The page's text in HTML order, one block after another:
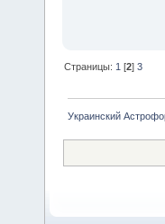
Страницы: 1 [2]3
Украинский